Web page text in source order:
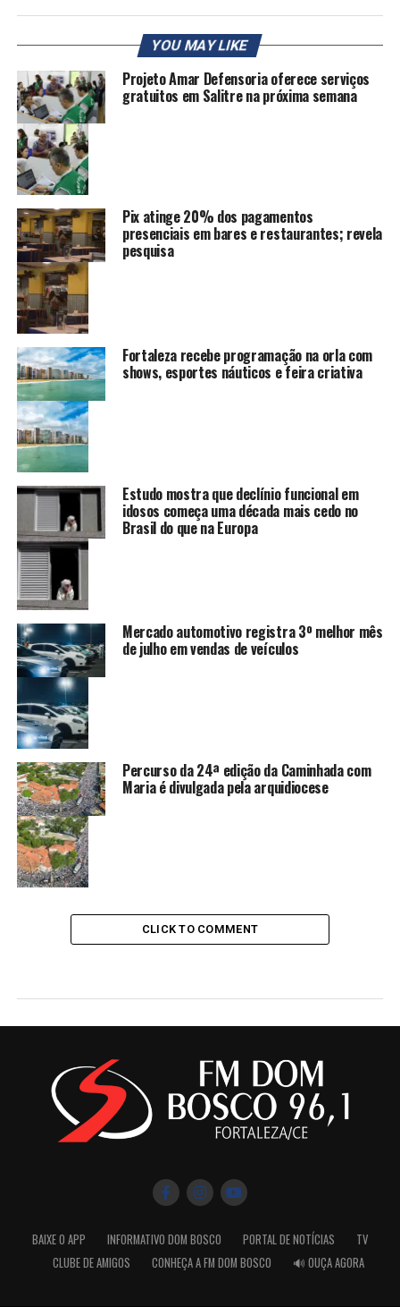
YOU MAY LIKE
Projeto Amar Defensoria oferece serviços
gratuitos em Salitre na próxima semana
Pix atinge 20% dos pagamentos
presenciais em bares e restaurantes; revela
pesquisa
Fortaleza recebe programação na orla com
shows, esportes náuticos e feira criativa
Estudo mostra que declínio funcional em
idosos começa uma década mais cedo no
Brasil do que na Europa
Mercado automotivo registra 3º melhor mês
de julho em vendas de veículos
Percurso da 24ª edição da Caminhada com
Maria é divulgada pela arquidiocese
CLICK TO COMMENT
BAIXE O APP INFORMATIVO DOM BOSCO PORTAL DE NOTÍCIAS
TV
CLUBE DE AMIGOS
CONHEÇA A FM DOM BOSCO 🔊 OUÇA AGORA